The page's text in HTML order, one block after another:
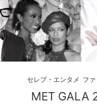
MET GALA
セレブ・エンタメ フ